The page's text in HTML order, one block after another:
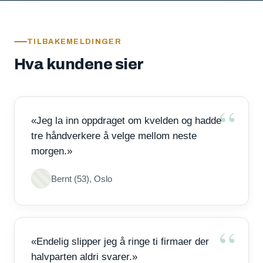
TILBAKEMELDINGER
Hva kundene sier
«Jeg la inn oppdraget om kvelden og hadde
tre håndverkere å velge mellom neste
morgen.»
Bernt (53), Oslo
«Endelig slipper jeg å ringe ti firmaer der
halvparten aldri svarer.»